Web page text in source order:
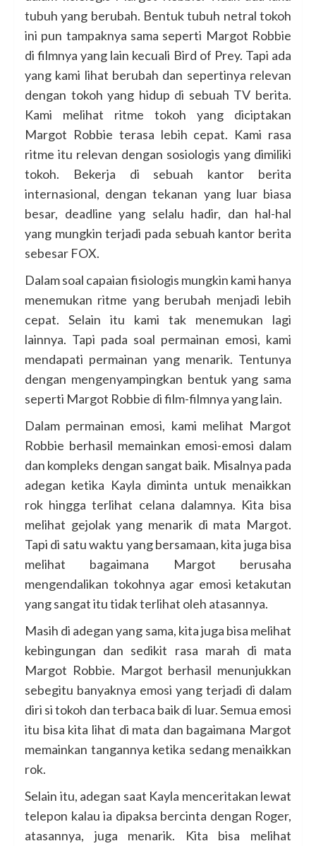
tubuh yang berubah. Bentuk tubuh netral tokoh
ini pun tampaknya sama seperti Margot Robbie
di filmnya yang lain kecuali Bird of Prey. Tapi ada
yang kami lihat berubah dan sepertinya relevan
dengan tokoh yang hidup di sebuah TV berita.
Kami melihat ritme tokoh yang diciptakan
Margot Robbie terasa lebih cepat. Kami rasa
ritme itu relevan dengan sosiologis yang dimiliki
tokoh. Bekerja di sebuah kantor berita
internasional, dengan tekanan yang luar biasa
besar, deadline yang selalu hadir, dan hal-hal
yang mungkin terjadi pada sebuah kantor berita
sebesar FOX.
Dalam soal capaian fisiologis mungkin kami hanya
menemukan ritme yang berubah menjadi lebih
cepat. Selain itu kami tak menemukan lagi
lainnya. Tapi pada soal permainan emosi, kami
mendapati permainan yang menarik. Tentunya
dengan mengenyampingkan bentuk yang sama
seperti Margot Robbie di film-filmnya yang lain.
Dalam permainan emosi, kami melihat Margot
Robbie berhasil memainkan emosi-emosi dalam
dan kompleks dengan sangat baik. Misalnya pada
adegan ketika Kayla diminta untuk menaikkan
rok hingga terlihat celana dalamnya. Kita bisa
melihat gejolak yang menarik di mata Margot.
Tapi di satu waktu yang bersamaan, kita juga bisa
melihat bagaimana Margot berusaha
mengendalikan tokohnya agar emosi ketakutan
yang sangat itu tidak terlihat oleh atasannya.
Masih di adegan yang sama, kita juga bisa melihat
kebingungan dan sedikit rasa marah di mata
Margot Robbie. Margot berhasil menunjukkan
sebegitu banyaknya emosi yang terjadi di dalam
diri si tokoh dan terbaca baik di luar. Semua emosi
itu bisa kita lihat di mata dan bagaimana Margot
memainkan tangannya ketika sedang menaikkan
rok.
Selain itu, adegan saat Kayla menceritakan lewat
telepon kalau ia dipaksa bercinta dengan Roger,
atasannya, juga menarik. Kita bisa melihat